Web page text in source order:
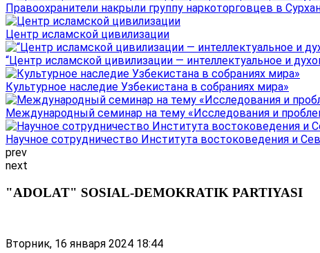
Правоохранители накрыли группу наркоторговцев в
Центр исламской цивилизации
“Центр исламской цивилизации — интеллектуальное и
Культурное наследие Узбекистана в собраниях мира»
Международный семинар на тему «Исследования и
Научное сотрудничество Института востоковедения и
prev
next
"ADOLAT" SOSIAL-DEMOKRATIK PARTIYASI
Вторник, 16 января 2024 18:44